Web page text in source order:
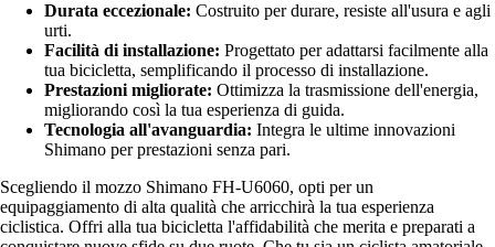
Durata eccezionale: Costruito per durare, resiste all'usura e agli
urti.
Facilità di installazione: Progettato per adattarsi facilmente alla
tua bicicletta, semplificando il processo di installazione.
Prestazioni migliorate: Ottimizza la trasmissione dell'energia,
migliorando così la tua esperienza di guida.
Tecnologia all'avanguardia: Integra le ultime innovazioni
Shimano per prestazioni senza pari.
Scegliendo il mozzo Shimano FH-U6060, opti per un
equipaggiamento di alta qualità che arricchirà la tua esperienza
ciclistica. Offri alla tua bicicletta l'affidabilità che merita e preparati a